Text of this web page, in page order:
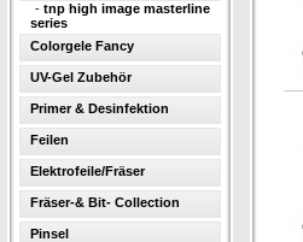
- tnp high image masterline
series
Colorgele Fancy
UV-Gel Zubehör
Primer & Desinfektion
Feilen
Elektrofeile/Fräser
Fräser-& Bit- Collection
Pinsel